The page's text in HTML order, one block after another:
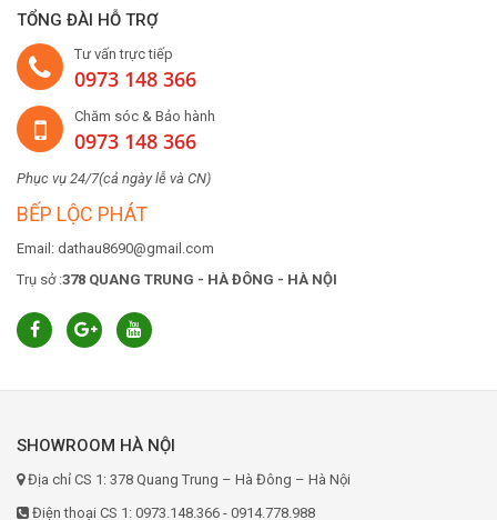
TỔNG ĐÀI HỖ TRỢ
Tư vấn trực tiếp
0973 148 366
Chăm sóc & Bảo hành
0973 148 366
Phục vụ 24/7(cả ngày lễ và CN)
BẾP LỘC PHÁT
Email: dathau8690@gmail.com
Trụ sở :378 QUANG TRUNG - HÀ ĐÔNG - HÀ NỘI
SHOWROOM HÀ NỘI
Địa chỉ CS 1: 378 Quang Trung – Hà Đông – Hà Nội
Điện thoại CS 1: 0973.148.366 - 0914.778.988